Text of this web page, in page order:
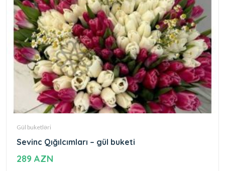
Gül buketləri
Sevinc Qığılcımları – gül buketi
289 AZN